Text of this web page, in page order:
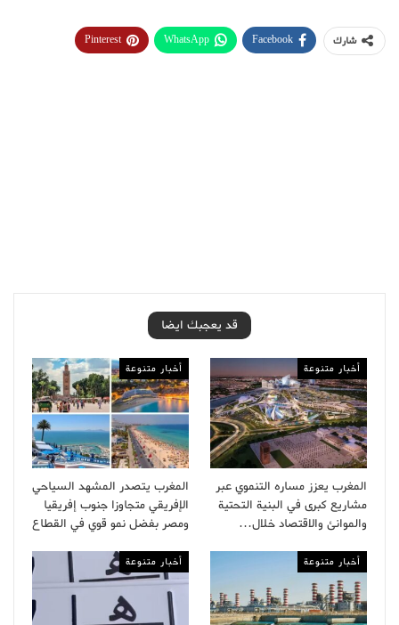
شارك Facebook
WhatsApp
Pinterest
قد يعجبك ايضا
أخبار متنوعة
المغرب يعزز مساره التنموي عبر
مشاريع كبرى في البنية التحتية
والموانئ والاقتصاد خلال…
أخبار متنوعة
المغرب يتصدر المشهد السياحي
الإفريقي متجاوزا جنوب إفريقيا
ومصر بفضل نمو قوي في القطاع
أخبار متنوعة أخبار متنوعة